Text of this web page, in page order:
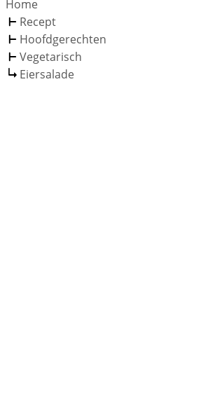
Home
Recept
Hoofdgerechten
Vegetarisch
Eiersalade